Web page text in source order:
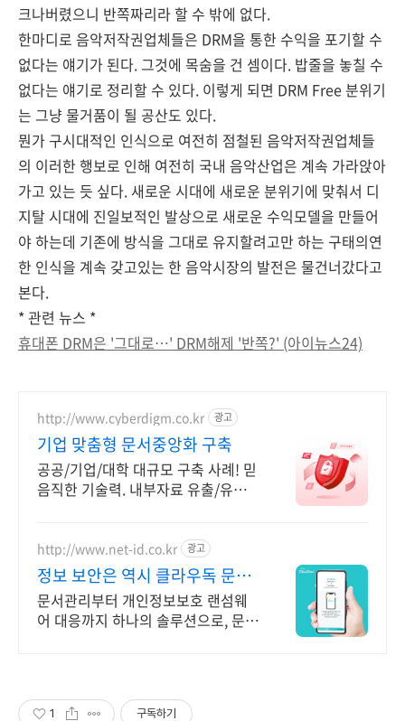
크나버렸으니 반쪽짜리라 할 수 밖에 없다.
한마디로 음악저작권업체들은 DRM을 통한 수익을 포기할 수
없다는 얘기가 된다. 그것에 목숨을 건 셈이다. 밥줄을 놓칠 수
없다는 얘기로 정리할 수 있다. 이렇게 되면 DRM Free 분위기
는 그냥 물거품이 될 공산도 있다.
뭔가 구시대적인 인식으로 여전히 점철된 음악저작권업체들
의 이러한 행보로 인해 여전히 국내 음악산업은 계속 가라앉아
가고 있는 듯 싶다. 새로운 시대에 새로운 분위기에 맞춰서 디
지탈 시대에 진일보적인 발상으로 새로운 수익모델을 만들어
야 하는데 기존에 방식을 그대로 유지할려고만 하는 구태의연
한 인식을 계속 갖고있는 한 음악시장의 발전은 물건너갔다고
본다.
* 관련 뉴스 *
휴대폰 DRM은 '그대로…' DRM해제 '반쪽?' (아이뉴스24)
http://www.cyberdigm.co.kr 광고
기업 맞춤형 문서중앙화 구축
공공/기업/대학 대규모 구축 사례! 믿
음직한 기술력. 내부자료 유출/유실
http://www.net-id.co.kr 광고
정보 보안은 역시 클라우독 문서
중앙화 솔루션
문서관리부터 개인정보보호 랜섬웨
어 대응까지 하나의 솔루션으로, 문서
1 구독하기